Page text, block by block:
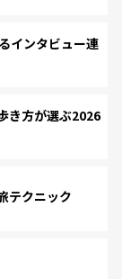
インタビュー連
き方が選ぶ2026
テクニック